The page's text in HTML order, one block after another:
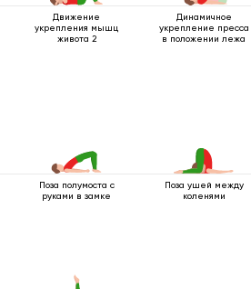
Движение
укрепления мышц
живота 2
Динамичное
укрепление пресса
в положении лежа
Поза полумоста с
руками в замке
Поза ушей между
коленями